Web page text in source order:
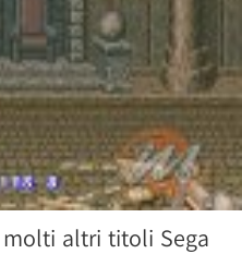
altri titoli Sega